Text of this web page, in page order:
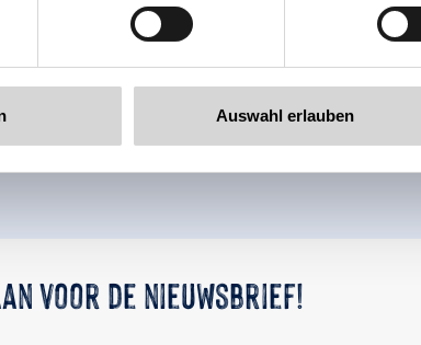
Auswahl erlauben
Terug naar het overzicht
voor de nieuwsbrief!